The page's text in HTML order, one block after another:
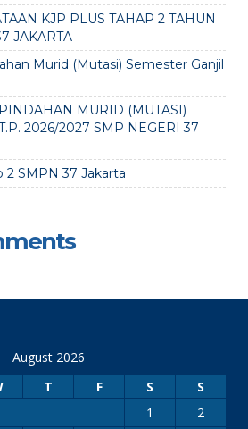
KJP PLUS TAHAP 2 TAHUN
JAKARTA
Murid (Mutasi) Semester Ganjil
MURID (MUTASI)
2026/2027 SMP NEGERI 37
2 SMPN 37 Jakarta
August 2026
T F S
S
1
2